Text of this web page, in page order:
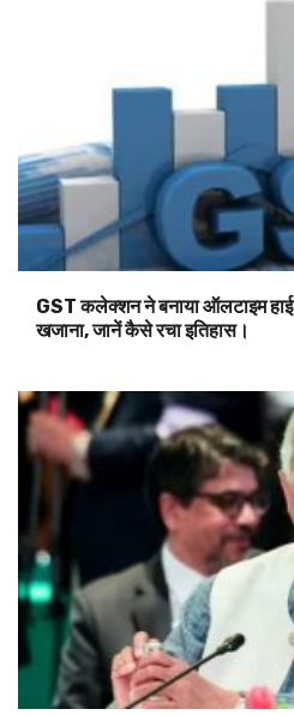
GST कलेक्शन ने बनाया ऑलटाइम हाई
खजाना, जानें कैसे रचा इतिहास।